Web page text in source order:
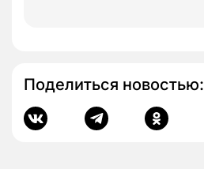
Поделиться новостью: